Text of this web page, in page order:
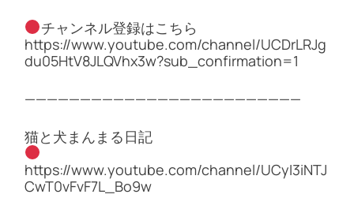
チャンネル登録はこちら
https://www.youtube.com/channel/UCDrLRJg
du05HtV8JLQVhx3w?sub_confirmation=1
—————————————————————————
猫と犬まんまる日記
https://www.youtube.com/channel/UCyI3iNTJ
CwT0vFvF7L_Bo9w